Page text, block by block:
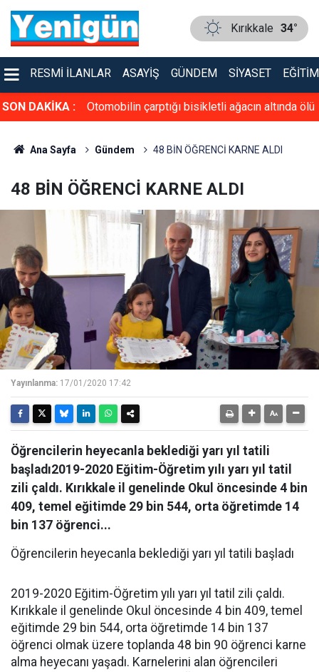
Kırıkkale 34°
RESMI İLANLAR ASAYIŞ GÜNDEM SIYASET EĞITIM
SON DAKİKA :
yitirdi Otomobilin çarptığı bisikletli ağacın altında ölü
Ana Sayfa Gündem 48 BİN ÖĞRENCİ KARNE ALDI
48 BİN ÖĞRENCİ KARNE ALDI
Yayınlanma: 17/01/2020 17:42
Öğrencilerin heyecanla beklediği yarı yıl tatili
başladı2019-2020 Eğitim-Öğretim yılı yarı yıl tatil
zili çaldı. Kırıkkale il genelinde Okul öncesinde 4 bin
409, temel eğitimde 29 bin 544, orta öğretimde 14
bin 137 öğrenci...
Öğrencilerin heyecanla beklediği yarı yıl tatili başladı
2019-2020 Eğitim-Öğretim yılı yarı yıl tatil zili çaldı.
Kırıkkale il genelinde Okul öncesinde 4 bin 409, temel
eğitimde 29 bin 544, orta öğretimde 14 bin 137
öğrenci olmak üzere toplanda 48 bin 90 öğrenci karne
alma heyecanı yaşadı. Karnelerini alan öğrencileri